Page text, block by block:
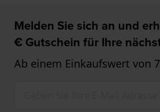
Melden Sie sich an und
€ Gutschein für Ihre
Ab einem Einkaufswert von